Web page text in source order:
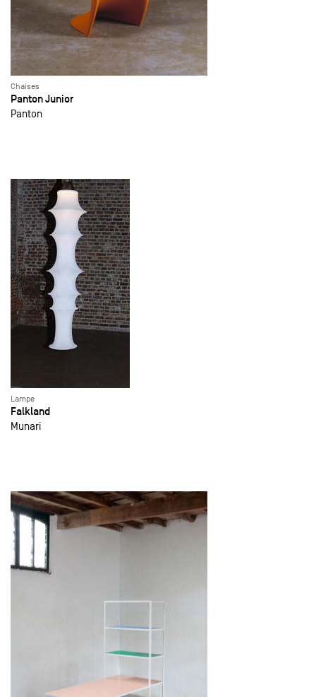
Chaises
Panton Junior
Panton
Lampe
Falkland
Munari